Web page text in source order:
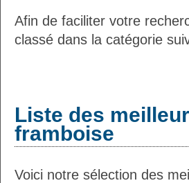
Afin de faciliter votre
classé dans la catégorie
Liste des
framboise
Voici notre sélection des